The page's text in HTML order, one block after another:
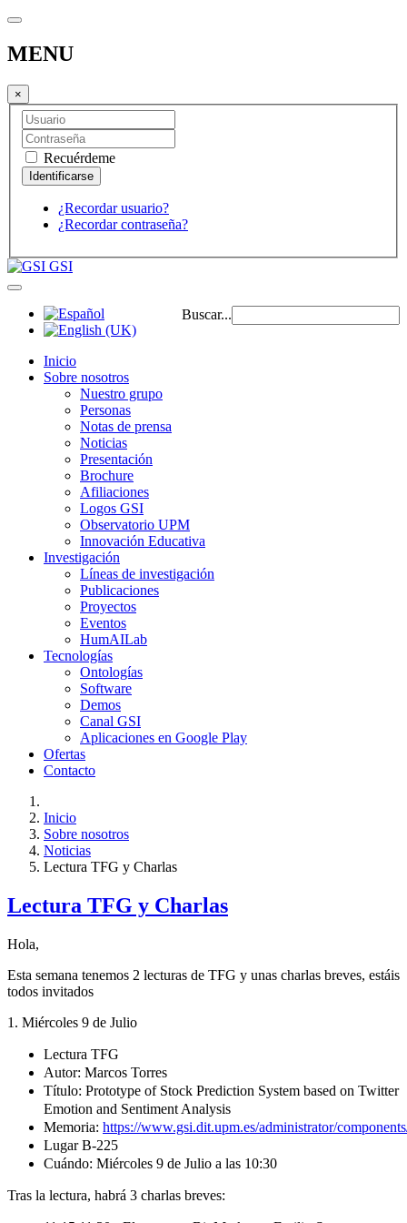
MENU
×
Recuérdeme
¿Recordar usuario?
¿Recordar contraseña?
GSI
Buscar...
Inicio
Sobre nosotros
Nuestro grupo
Personas
Notas de prensa
Noticias
Presentación
Brochure
Afiliaciones
Logos GSI
Observatorio UPM
Innovación Educativa
Investigación
Líneas de investigación
Publicaciones
Proyectos
Eventos
HumAILab
Tecnologías
Ontologías
Software
Demos
Canal GSI
Aplicaciones en Google Play
Ofertas
Contacto
Inicio
Sobre nosotros
Noticias
Lectura TFG y Charlas
Lectura TFG y Charlas
Hola,
Esta semana tenemos 2 lecturas de TFG y unas charlas breves, estáis
todos invitados
1. Miércoles 9 de Julio
Lectura TFG
Autor: Marcos Torres
Título: Prototype of Stock Prediction System based on Twitter
Emotion and Sentiment Analysis
Memoria: https://www.gsi.dit.upm.es/administrator/
Lugar B-225
Cuándo: Miércoles 9 de Julio a las 10:30
Tras la lectura, habrá 3 charlas breves: